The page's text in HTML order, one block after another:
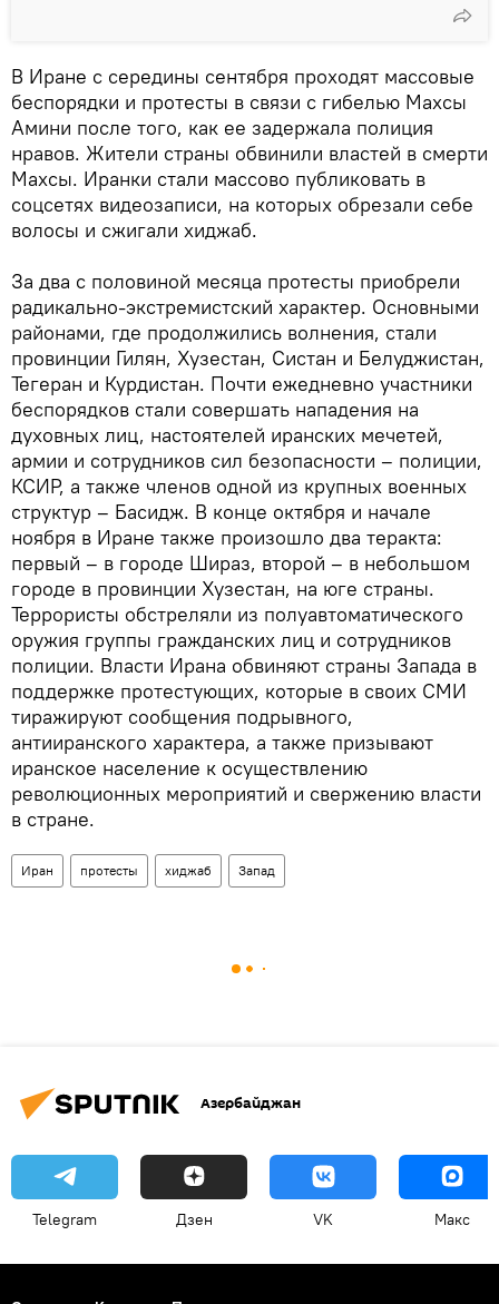
В Иране с середины сентября проходят массовые
беспорядки и протесты в связи с гибелью Махсы
Амини после того, как ее задержала полиция
нравов. Жители страны обвинили властей в смерти
Махсы. Иранки стали массово публиковать в
соцсетях видеозаписи, на которых обрезали себе
волосы и сжигали хиджаб.
За два с половиной месяца протесты приобрели
радикально-экстремистский характер. Основными
районами, где продолжились волнения, стали
провинции Гилян, Хузестан, Систан и Белуджистан,
Тегеран и Курдистан. Почти ежедневно участники
беспорядков стали совершать нападения на
духовных лиц, настоятелей иранских мечетей,
армии и сотрудников сил безопасности – полиции,
КСИР, а также членов одной из крупных военных
структур – Басидж. В конце октября и начале
ноября в Иране также произошло два теракта:
первый – в городе Шираз, второй – в небольшом
городе в провинции Хузестан, на юге страны.
Террористы обстреляли из полуавтоматического
оружия группы гражданских лиц и сотрудников
полиции. Власти Ирана обвиняют страны Запада в
поддержке протестующих, которые в своих СМИ
тиражируют сообщения подрывного,
антииранского характера, а также призывают
иранское население к осуществлению
революционных мероприятий и свержению власти
в стране.
Иран протесты хиджаб Запад
Азербайджан
Telegram Дзен VK Макс